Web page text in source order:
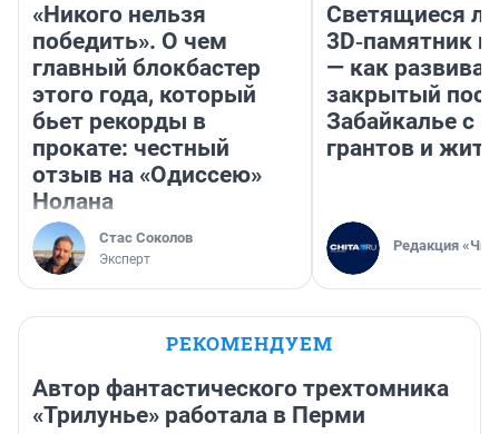
«Никого нельзя
победить». О чем
главный блокбастер
этого года, который
бьет рекорды в
прокате: честный
отзыв на «Одиссею»
Нолана
Стас Соколов
Эксперт
Светящиеся
3D‑памятник и
— как
закрытый
Забайкалье с
грантов и
Редакция
РЕКОМЕНДУЕМ
Автор фантастического трехтомника
«Трилунье» работала в Перми